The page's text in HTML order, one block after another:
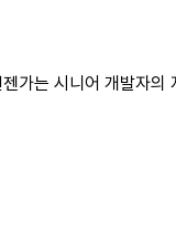
가는 시니어 개발자의